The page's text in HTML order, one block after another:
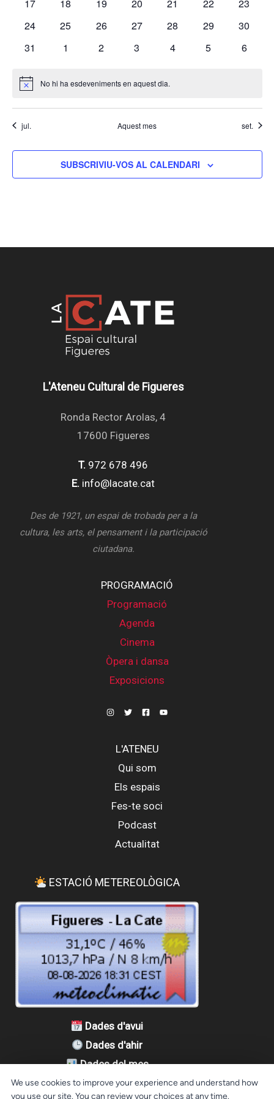
We use cookies to improve your experience and understand how
you use our site. You can review your choices at any time.
17 18 19 20 21 22
23
0
24
0
25
0
26
0
27
0
28
0
29
0
30
0
31
0
1
0
2
0
3
0
4
0
5
0
6
Avís No hi ha esdeveniments en aquest dia.
jul. Aquest mes set.
SUBSCRIVIU-VOS AL CALENDARI
L'Ateneu Cultural de Figueres
Ronda Rector Arolas, 4
17600 Figueres
T. 972 678 496
E. info@lacate.cat
Des de 1921, un espai de trobada per a la
cultura, les arts, el pensament i la participació
ciutadana.
PROGRAMACIÓ
Programació
Agenda
Cinema
Òpera i dansa
Exposicions
L'ATENEU
Qui som
Els espais
Fes-te soci
Podcast
Actualitat
ESTACIÓ METEREOLÒGICA
Dades d'avui
Dades d'ahir
Dades del mes
Dades de l'any